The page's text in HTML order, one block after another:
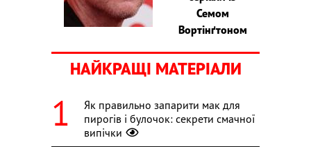
Семом
Вортінґтоном
НАЙКРАЩІ МАТЕРІАЛИ
Як правильно запарити мак для
пирогів і булочок: секрети смачної
випічки